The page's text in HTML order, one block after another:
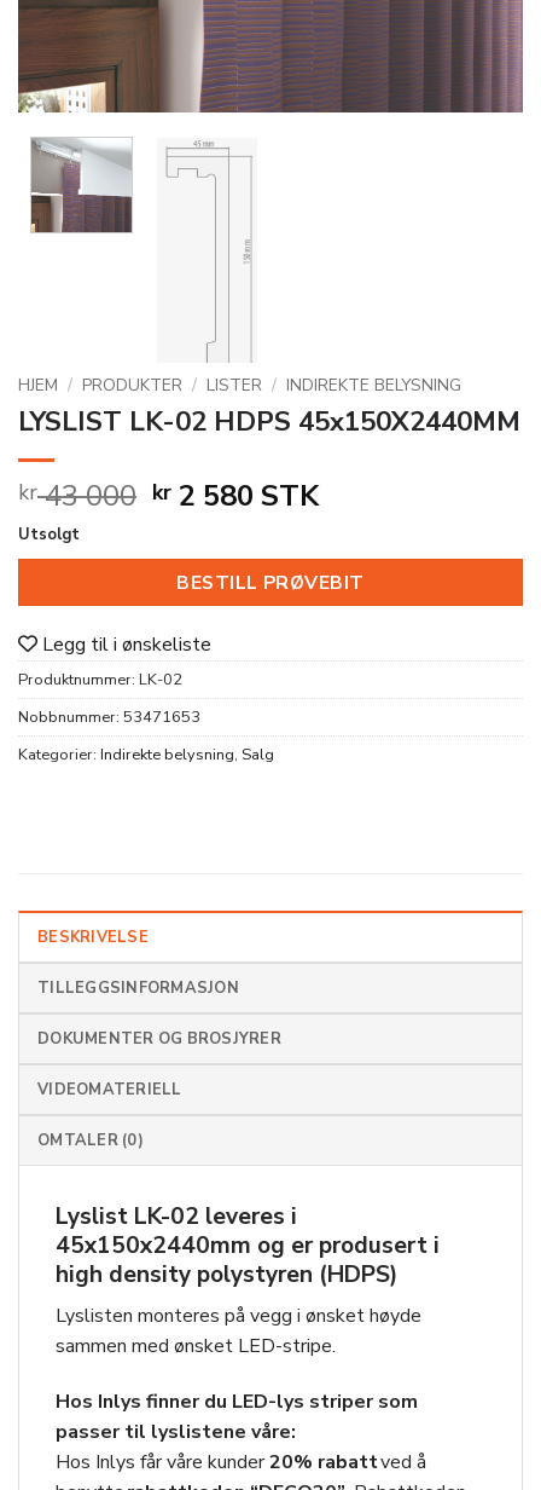
HJEM / PRODUKTER / LISTER / INDIREKTE BELYSNING
LYSLIST LK-02 HDPS 45x150X2440MM
kr43 000 Opprinnelig
var:
kr 43
000.
kr 2 580 Nåværende
er:
kr 2
580.
STK
Utsolgt
BESTILL PRØVEBIT
Legg til i ønskeliste
Produktnummer: LK-02
Nobbnummer: 53471653
Kategorier: Indirekte belysning, Salg
BESKRIVELSE
TILLEGGSINFORMASJON
DOKUMENTER OG BROSJYRER
VIDEOMATERIELL
OMTALER (0)
Lyslist LK-02 leveres i
45x150x2440mm og er produsert i
high density polystyren (HDPS)
Lyslisten monteres på vegg i ønsket høyde
sammen med ønsket LED-stripe.
Hos Inlys finner du LED-lys striper som
passer til lyslistene våre:
Hos Inlys får våre kunder20% rabattved å